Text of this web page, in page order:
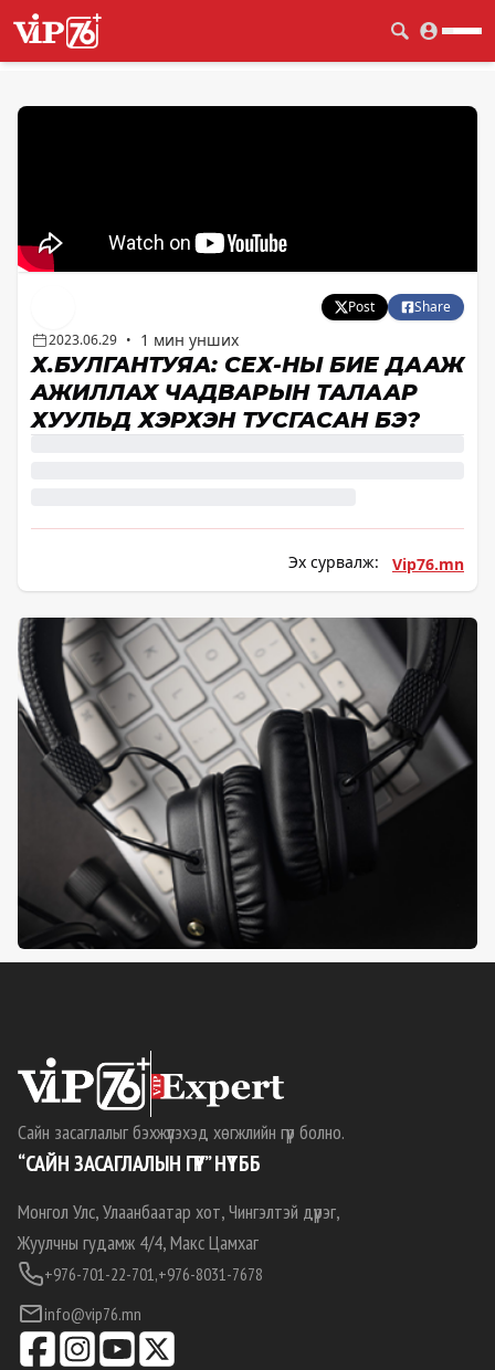
Post
Share
2023.06.29 • 1 мин унших
Х.БУЛГАНТУЯА: СЕХ-НЫ БИЕ ДААЖ
АЖИЛЛАХ ЧАДВАРЫН ТАЛААР
ХУУЛЬД ХЭРХЭН ТУСГАСАН БЭ?
Эх сурвалж: Vip76.mn
Сайн засаглалыг бэхжүүлэхэд хөгжлийн гүүр болно.
“САЙН ЗАСАГЛАЛЫН ГҮҮР” НҮТББ
Монгол Улс, Улаанбаатар хот, Чингэлтэй дүүрэг,
Жуулчны гудамж 4/4, Макс Цамхаг
+976-701-22-701,+976-8031-7678
info@vip76.mn